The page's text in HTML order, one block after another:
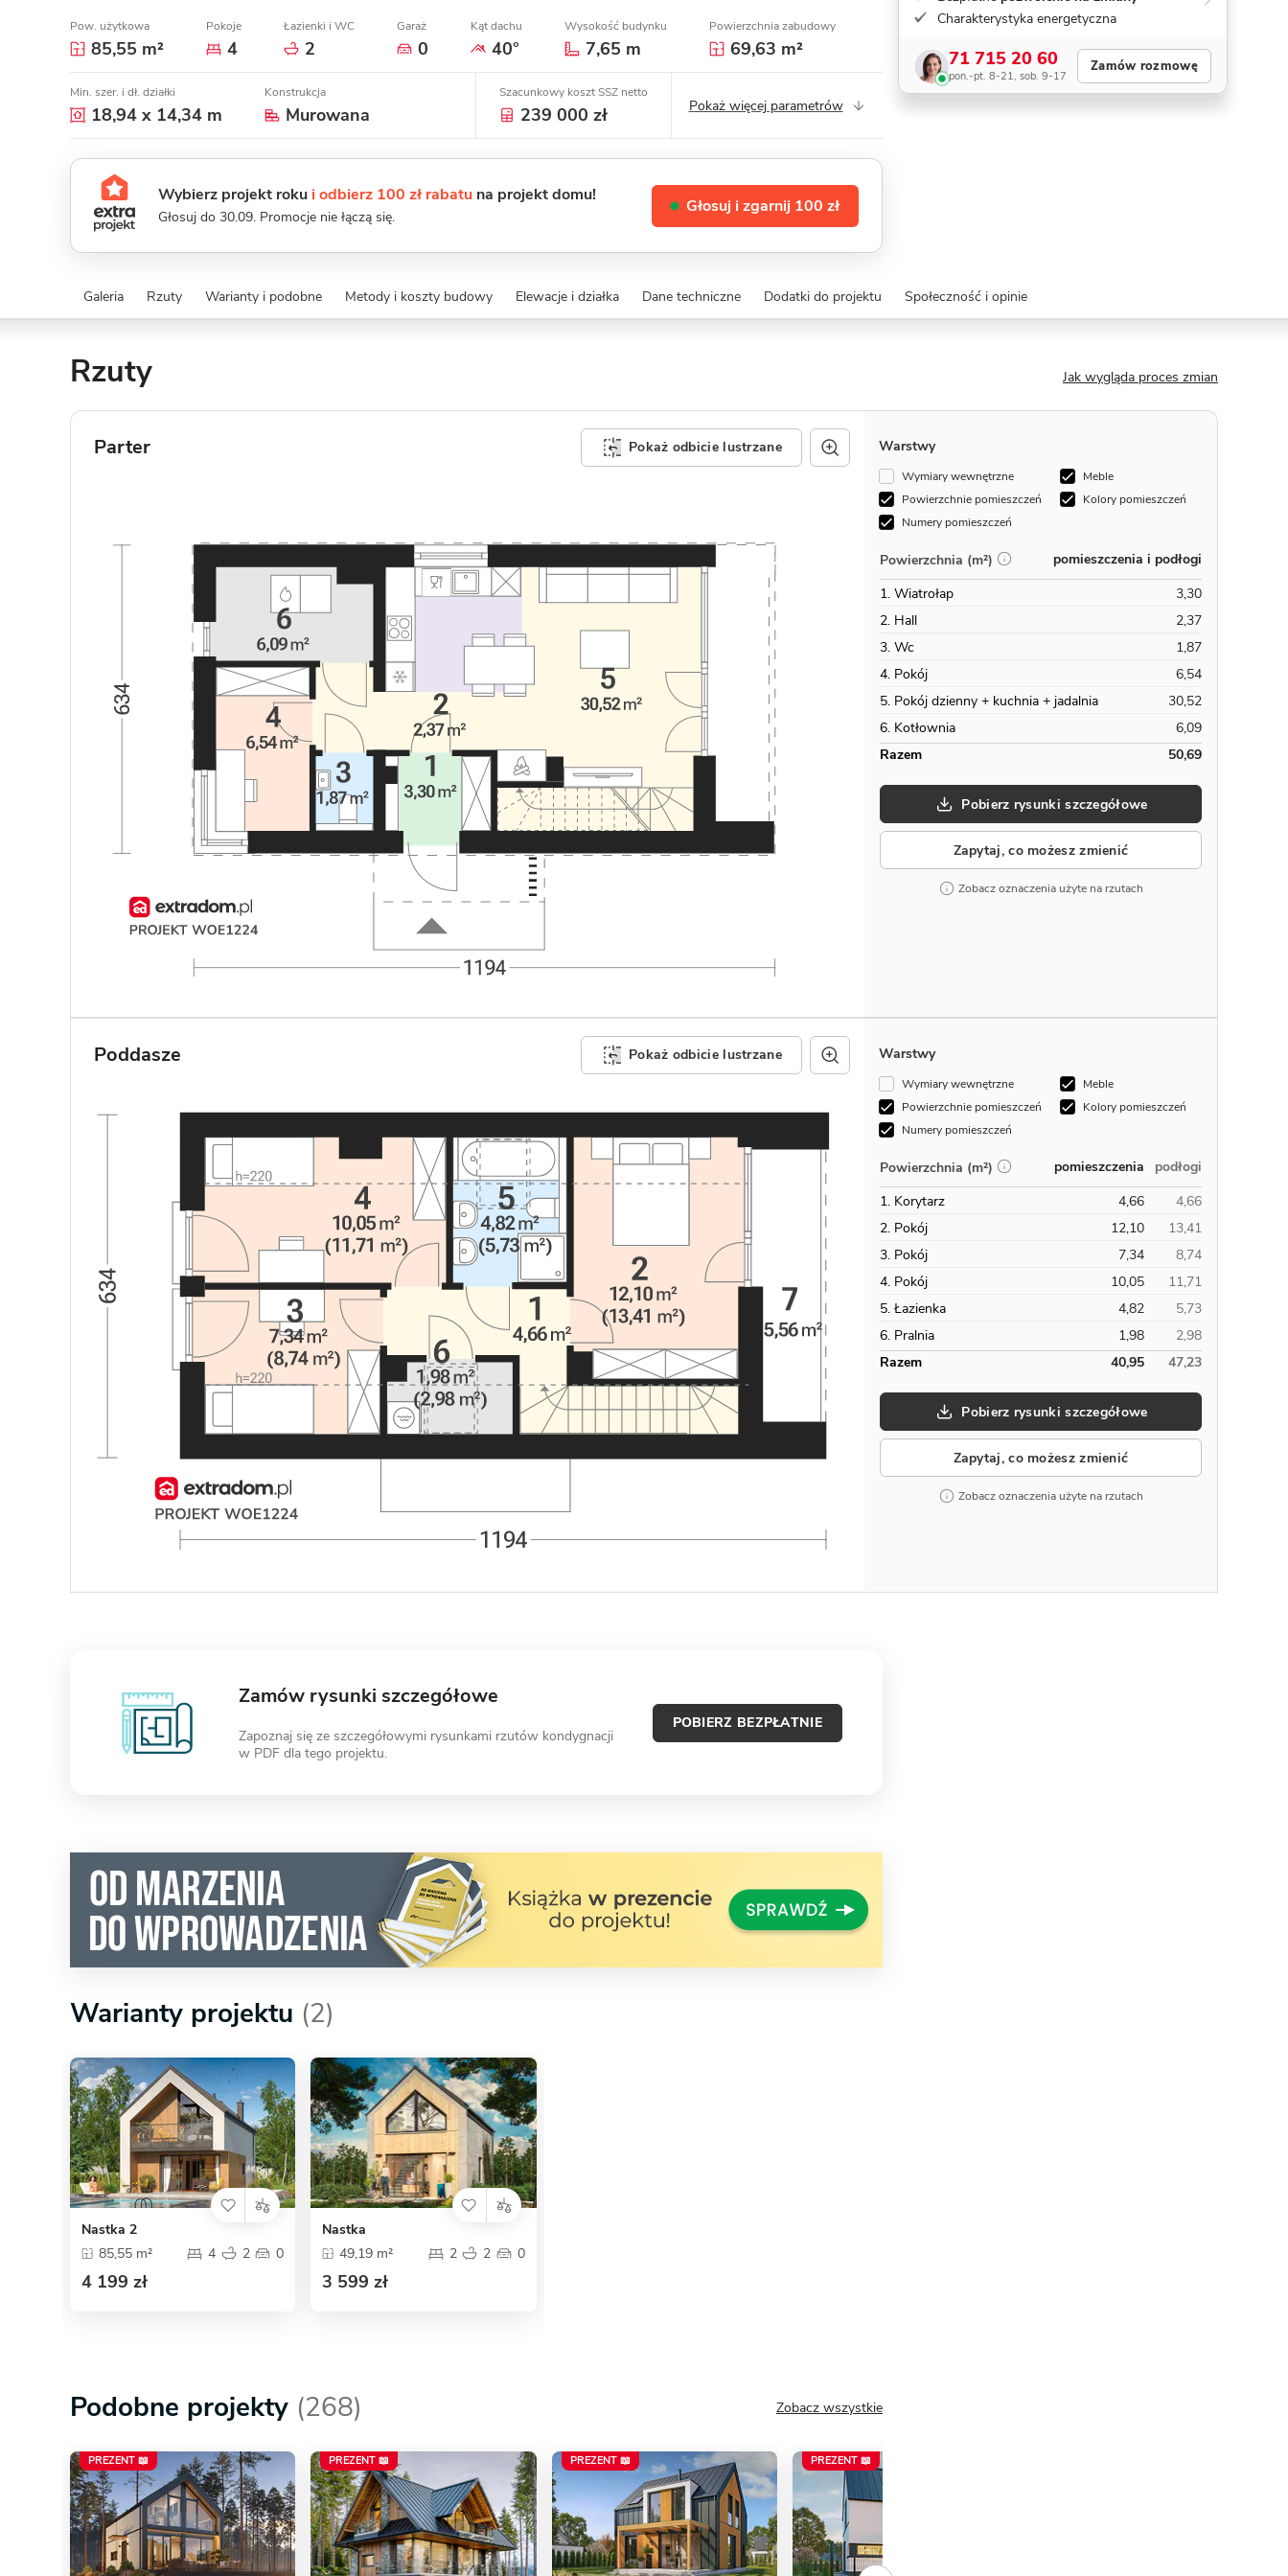
Pow. użytkowa
85,55 m²
Pokoje
4
Łazienki i WC
2
Garaż
0
Kąt dachu
40°
Wysokość budynku
7,65 m
Powierzchnia zabudowy
69,63 m²
Min. szer. i dł. działki
18,94 x 14,34 m
Konstrukcja
Murowana
Szacunkowy koszt SSZ netto
239 000 zł Pokaż więcej parametrów
Wybierz projekt roku i odbierz 100 zł rabatu na projekt domu!
Głosuj do 30.09. Promocje nie łączą się.
Głosuj i zgarnij 100 zł
Charakterystyka energetyczna
71 715 20 60
pon.-pt. 8-21, sob. 9-17
Zamów rozmowę
Galeria Rzuty Warianty i podobne Metody i koszty budowy Elewacje i działka Dane techniczne Dodatki do projektu Społeczność i opinie
Rzuty Jak wygląda proces zmian
Parter Warstwy
Wymiary wewnętrzne
Meble
Powierzchnie pomieszczeń
Kolory pomieszczeń
Numery pomieszczeń
Pokaż odbicie lustrzane
Powierzchnia (m²)
pomieszczenia i podłogi
1. Wiatrołap
3,30
2. Hall
2,37
3. Wc
1,87
4. Pokój
6,54
5. Pokój dzienny + kuchnia + jadalnia
30,52
6. Kotłownia
6,09
Razem
50,69
Pobierz rysunki szczegółowe
Zapytaj, co możesz zmienić
Zobacz oznaczenia użyte na rzutach
Poddasze Warstwy
Wymiary wewnętrzne
Meble
Powierzchnie pomieszczeń
Kolory pomieszczeń
Numery pomieszczeń
Pokaż odbicie lustrzane
Powierzchnia (m²) pomieszczenia
podłogi
1. Korytarz
4,66
4,66
2. Pokój
12,10
13,41
3. Pokój
7,34
8,74
4. Pokój
10,05
11,71
5. Łazienka
4,82
5,73
6. Pralnia
1,98
2,98
Razem
40,95 47,23
Pobierz rysunki szczegółowe
Zapytaj, co możesz zmienić
Zobacz oznaczenia użyte na rzutach
Zamów rysunki szczegółowe
Zapoznaj się ze szczegółowymi rysunkami rzutów kondygnacji
w PDF dla tego projektu.
POBIERZ BEZPŁATNIE
Warianty projektu (2)
Nastka 2
85,55 m²
4 2 0
4 199 zł
Nastka
49,19 m²
2 2 0
3 599 zł
Podobne projekty (268) Zobacz wszystkie
PREZENT 📖 PREZENT 📖 PREZENT 📖 PREZENT 📖